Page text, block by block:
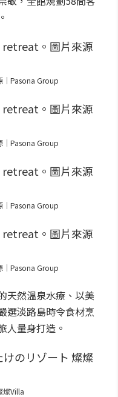
｜Pasona Group
｜Pasona Group
｜Pasona Group
｜Pasona Group
天然溫泉水療、以美
選淡路島時令食材烹
人量身打造。
燦Villa